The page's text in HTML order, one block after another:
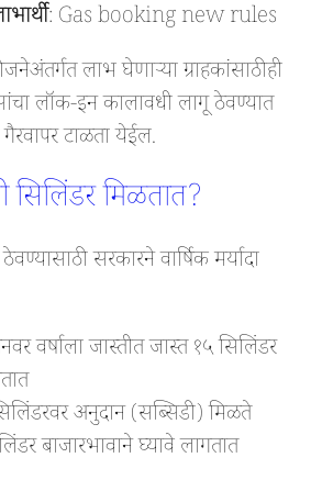
: Gas booking new rules
लाभ घेणाऱ्या ग्राहकांसाठीही
लॉक-इन कालावधी लागू ठेवण्यात
टाळता येईल.
सिलिंडर मिळतात?
सरकारने वार्षिक मर्यादा
वर्षाला जास्तीत जास्त १५ सिलिंडर
अनुदान (सब्सिडी) मिळते
बाजारभावाने घ्यावे लागतात